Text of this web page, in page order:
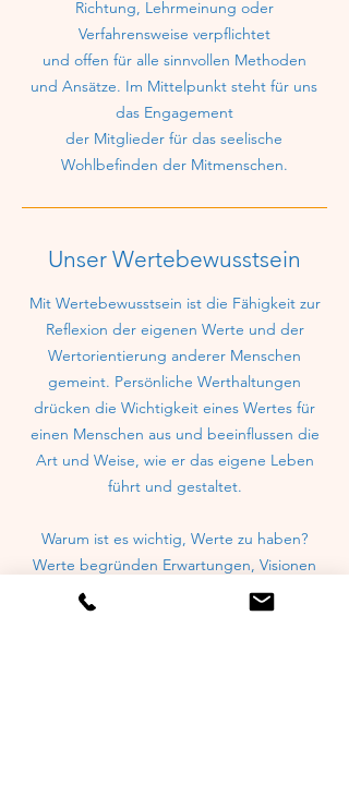
Richtung, Lehrmeinung oder
Verfahrensweise verpflichtet
und offen für alle sinnvollen Methoden
und Ansätze. Im Mittelpunkt steht für uns
das Engagement
der Mitglieder für das seelische
Wohlbefinden der Mitmenschen.
Unser Wertebewusstsein
Mit Wertebewusstsein ist die Fähigkeit zur
Reflexion der eigenen Werte und der
Wertorientierung anderer Menschen
gemeint. Persönliche Werthaltungen
drücken die Wichtigkeit eines Wertes für
einen Menschen aus und beeinflussen die
Art und Weise, wie er das eigene Leben
führt und gestaltet.
Warum ist es wichtig, Werte zu haben?
Werte begründen Erwartungen, Visionen
und Ziele. Werte geben Orientierung,
Identität und Image. Werte schaffen Sinn,